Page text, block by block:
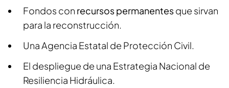
Fondos con recursos permanentesque sirvan
para la reconstrucción.
Una Agencia Estatal de Protección Civil.
El despliegue de una Estrategia Nacional de
Resiliencia Hidráulica.